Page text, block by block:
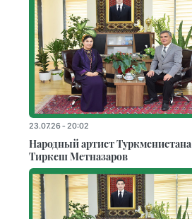
23.07.26 - 20:02
Народный артист Туркменистана
Тиркеш Мeтназаров